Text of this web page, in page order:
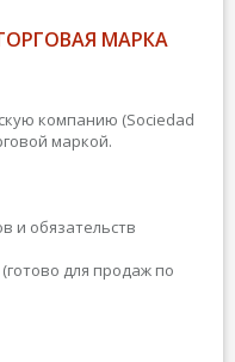
МАРКА
компанию (Sociedad
маркой.
и обязательств
для продаж по